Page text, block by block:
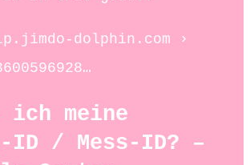
dolphin.com ›
ich meine
ID / Mess-ID? –